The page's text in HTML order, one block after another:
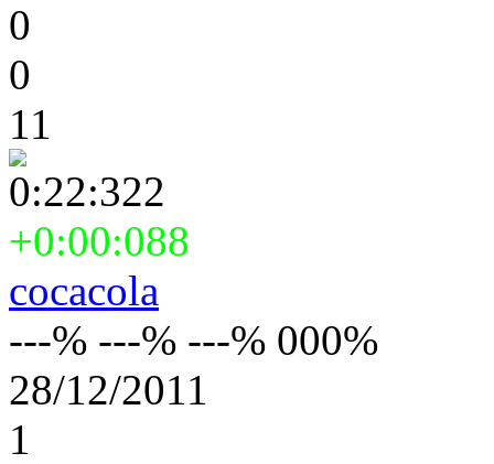
0
0
11
0:22:322
+0:00:088
cocacola
---% ---% ---% 000%
28/12/2011
1